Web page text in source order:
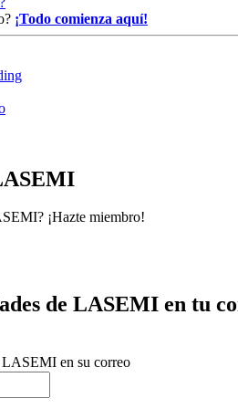
¡Todo comienza aquí!
¡Hazte miembro!
de LASEMI en tu
LASEMI en su correo